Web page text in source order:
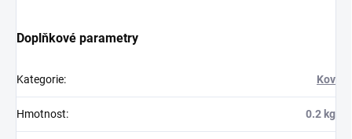
Doplňkové parametry
Kategorie: Kov
Hmotnost: 0.2 kg